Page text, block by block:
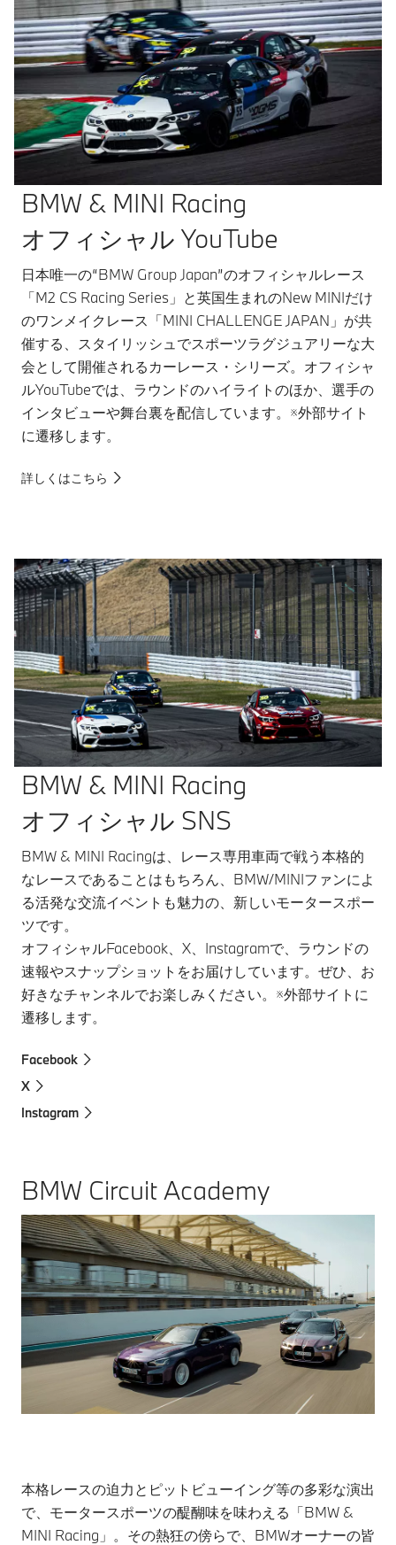
BMW & MINI Racing
オフィシャル YouTube
日本唯一の“BMW Group Japan”のオフィシャルレース
「M2 CS Racing Series」と英国生まれのNew MINIだけ
のワンメイクレース「MINI CHALLENGE JAPAN」が共
催する、スタイリッシュでスポーツラグジュアリーな大
会として開催されるカーレース・シリーズ。オフィシャ
ルYouTubeでは、ラウンドのハイライトのほか、選手の
インタビューや舞台裏を配信しています。※外部サイト
に遷移します。
詳しくはこちら
BMW & MINI Racing
オフィシャル SNS
BMW & MINI Racingは、レース専用車両で戦う本格的
なレースであることはもちろん、BMW/MINIファンによ
る活発な交流イベントも魅力の、新しいモータースポー
ツです。
オフィシャルFacebook、X、Instagramで、ラウンドの
速報やスナップショットをお届けしています。ぜひ、お
好きなチャンネルでお楽しみください。※外部サイトに
遷移します。
Facebook
X
Instagram
BMW Circuit Academy
本格レースの迫力とピットビューイング等の多彩な演出
で、モータースポーツの醍醐味を味わえる「BMW &
MINI Racing」。その熱狂の傍らで、BMWオーナーの皆